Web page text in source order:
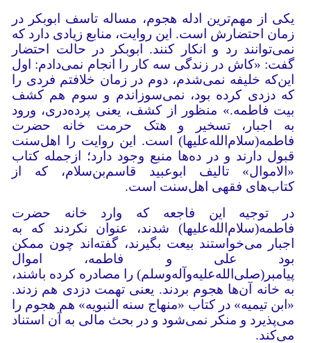
یکی از مهم‌ترین ادله هجوم، مساله تاسف ابو‌بکر در
زمان احتضارش است. این روایت، منابع زیادی دارد که
نمی‌توانند رد و انکار کنند. ابوبکر در حالت احتضار
گفت: «کاش در زندگی سه کار را انجام نمی‌دادم: اول
این‌که خلیفه نمی‌شدم، دوم در زمان خلافتم فردی را
که دزدی کرده بود، نمی‌سوزاندم و سوم هم کشف
بیت فاطمه.» منظور از کشف، یعنی پرده‌دری، ورود
به اجبار، تسخیر و هتک حرمت خانه حضرت
فاطمه(سلام‌الله‌‌علیها) است. این روایت را اهل‌سنت
قبول دارند و در ده‌ها منبع وجود دارد؛ ازجمله کتاب
«الاموال» تالیف ابوعبید قاسم‌بن‌سلام، که از
کتاب‌های فقهی اهل‌سنت است.
در توجیه این فاجعه که وارد خانه حضرت
فاطمه(سلام‌الله‌‌علیها) شدند، عنوان نکردند که به
اجبار می‌خواستند بیعت بگیرند، گفته‌اند چون ممکن
بود علی و فاطمه، اموال
پیامبر(صلی‌الله‌علیه‌وآله‌وسلم) را مصادره کرده باشند،
به خانه آن‌ها هجوم بردند. یعنی تهمت دزدی هم زدند.
«ابن تیمیه» در کتاب «منهاج سنه النبویه» هم هجوم را
می‌پذیرد و منکر نمی‌شود و در بحث مالی به آن استناد
می‌کند.